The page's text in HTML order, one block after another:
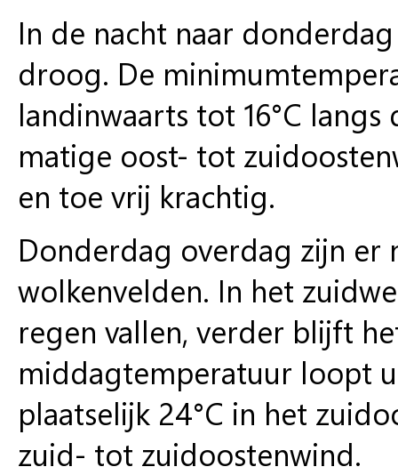
In de nacht naar
droog. De
landinwaarts tot 16°C
matige oost- tot
en toe vrij krachtig.
Donderdag overdag zijn er
wolkenvelden. In het
regen vallen, verder blijft
middagtemperatuur loopt
plaatselijk 24°C in het
zuid- tot zuidoostenwind.